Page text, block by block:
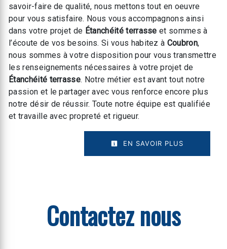
savoir-faire de qualité, nous mettons tout en oeuvre
pour vous satisfaire. Nous vous accompagnons ainsi
dans votre projet de Étanchéité terrasse et sommes à
l’écoute de vos besoins. Si vous habitez à Coubron,
nous sommes à votre disposition pour vous transmettre
les renseignements nécessaires à votre projet de
Étanchéité terrasse. Notre métier est avant tout notre
passion et le partager avec vous renforce encore plus
notre désir de réussir. Toute notre équipe est qualifiée
et travaille avec propreté et rigueur.
EN SAVOIR PLUS
Contactez nous